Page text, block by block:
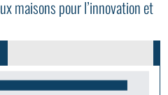
maisons pour l’innovation et
#15